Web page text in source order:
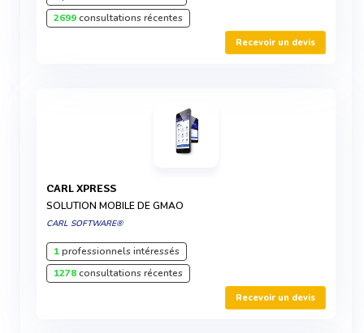
2699consultations récentes
Recevoir un devis
CARL XPRESS
SOLUTION MOBILE DE GMAO
CARL SOFTWARE®
1professionnels intéressés
1278consultations récentes
Recevoir un devis